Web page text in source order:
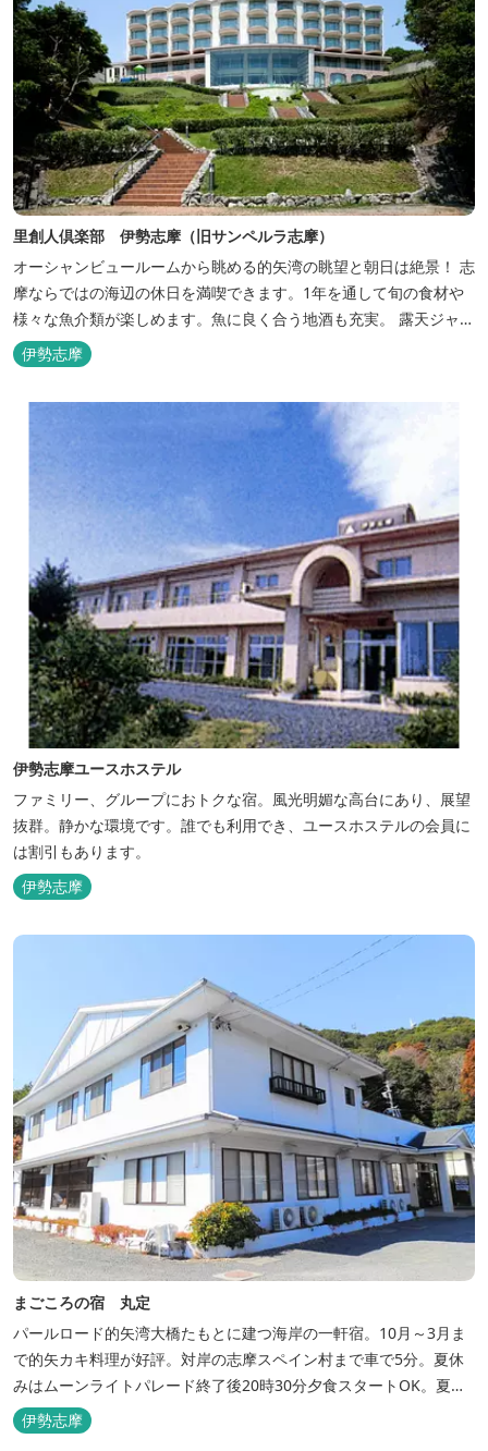
里創人倶楽部 伊勢志摩（旧サンペルラ志摩）
オーシャンビュールームから眺める的矢湾の眺望と朝日は絶景！ 志
摩ならではの海辺の休日を満喫できます。1年を通して旬の食材や
様々な魚介類が楽しめます。魚に良く合う地酒も充実。 露天ジャク
ジーや、本格エステがあるのも女性には嬉しい！ 最高級のリゾート
ホテル「里創人倶楽部 伊勢志摩」にぜひお越しください。
伊勢志摩
伊勢志摩ユースホステル
ファミリー、グループにおトクな宿。風光明媚な高台にあり、展望
抜群。静かな環境です。誰でも利用でき、ユースホステルの会員に
は割引もあります。
伊勢志摩
まごころの宿 丸定
パールロード的矢湾大橋たもとに建つ海岸の一軒宿。10月～3月ま
で的矢カキ料理が好評。対岸の志摩スペイン村まで車で5分。夏休
みはムーンライトパレード終了後20時30分夕食スタートOK。夏ガ
キ6月～8月も好評。
伊勢志摩